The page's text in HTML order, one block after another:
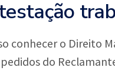
conhecer o Direito
do